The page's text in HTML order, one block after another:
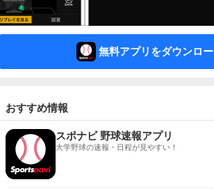
無料アプリをダウンロ
おすすめ情報
スポナビ 野球速報アプリ
大学野球の速報・日程が見やすい！